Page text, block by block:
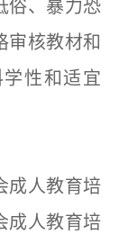
俗、暴力恐
审核教材和
性和适宜
人教育培
成人教育培